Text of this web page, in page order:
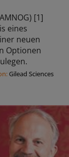
[1]
eines
neuen
Optionen
Gilead Sciences